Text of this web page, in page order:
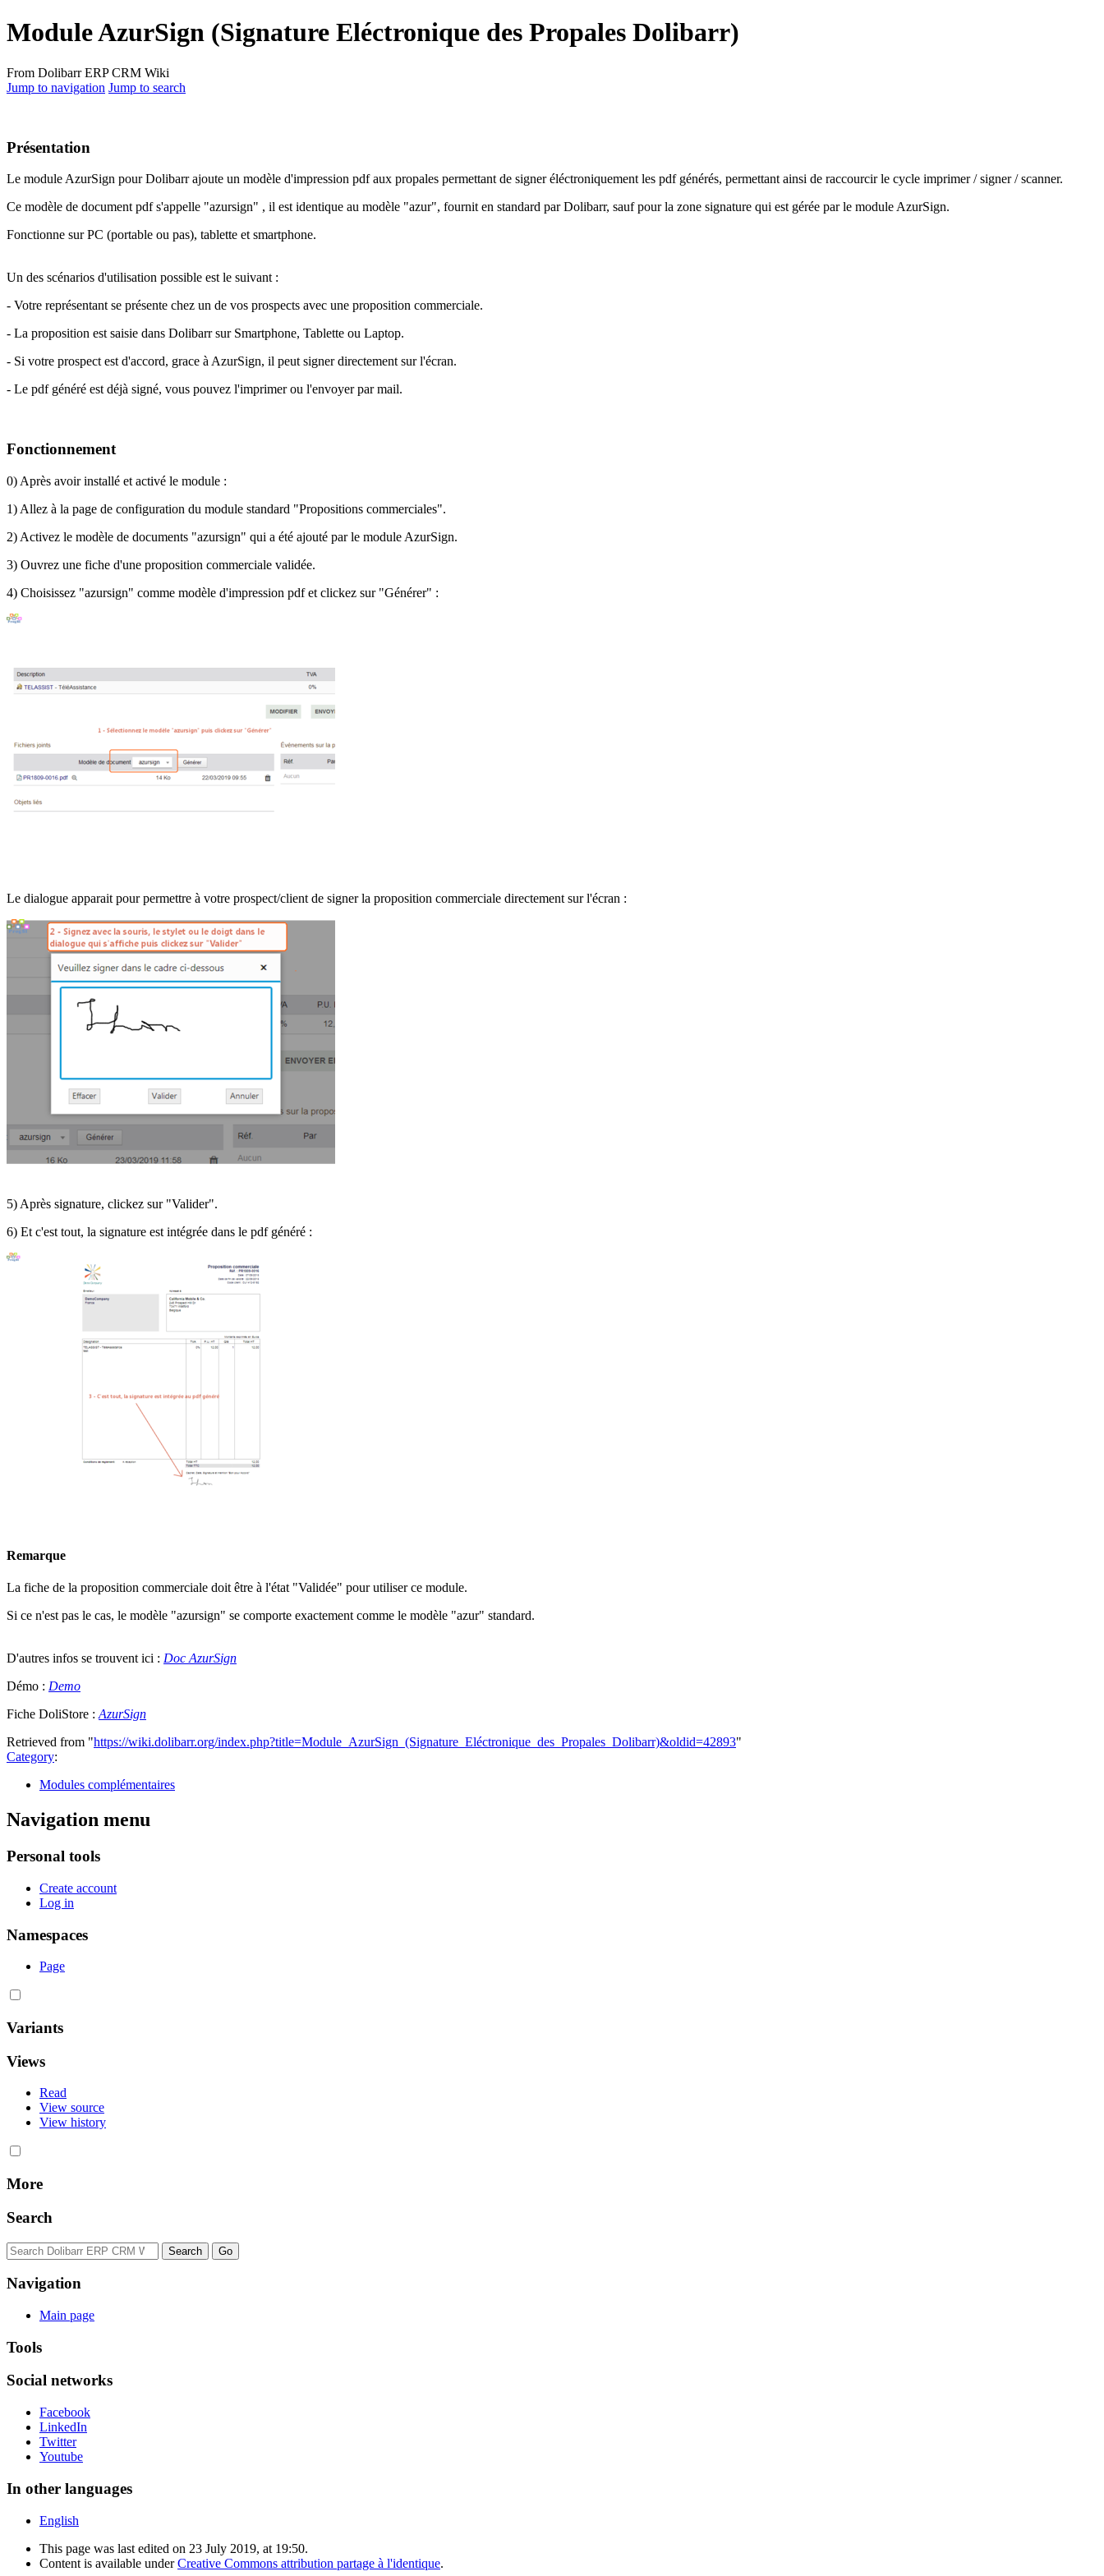
Module AzurSign (Signature Eléctronique des Propales Dolibarr)
From Dolibarr ERP CRM Wiki
Jump to navigation Jump to search
Présentation
Le module AzurSign pour Dolibarr ajoute un modèle d'impression pdf aux propales permettant de signer éléctroniquement les pdf générés, permettant ainsi de raccourcir le cycle imprimer / signer / scanner.
Ce modèle de document pdf s'appelle "azursign" , il est identique au modèle "azur", fournit en standard par Dolibarr, sauf pour la zone signature qui est gérée par le module AzurSign.
Fonctionne sur PC (portable ou pas), tablette et smartphone.
Un des scénarios d'utilisation possible est le suivant :
- Votre représentant se présente chez un de vos prospects avec une proposition commerciale.
- La proposition est saisie dans Dolibarr sur Smartphone, Tablette ou Laptop.
- Si votre prospect est d'accord, grace à AzurSign, il peut signer directement sur l'écran.
- Le pdf généré est déjà signé, vous pouvez l'imprimer ou l'envoyer par mail.
Fonctionnement
0) Après avoir installé et activé le module :
1) Allez à la page de configuration du module standard "Propositions commerciales".
2) Activez le modèle de documents "azursign" qui a été ajouté par le module AzurSign.
3) Ouvrez une fiche d'une proposition commerciale validée.
4) Choisissez "azursign" comme modèle d'impression pdf et clickez sur "Générer" :
Le dialogue apparait pour permettre à votre prospect/client de signer la proposition commerciale directement sur l'écran :
5) Après signature, clickez sur "Valider".
6) Et c'est tout, la signature est intégrée dans le pdf généré :
Remarque
La fiche de la proposition commerciale doit être à l'état "Validée" pour utiliser ce module.
Si ce n'est pas le cas, le modèle "azursign" se comporte exactement comme le modèle "azur" standard.
D'autres infos se trouvent ici : Doc AzurSign
Démo : Demo
Fiche DoliStore : AzurSign
Retrieved from "https://wiki.dolibarr.org/index.php?title=Module_AzurSign_(Signature_Eléctronique_des_Propales_Dolibarr)&oldid=42893"
Category:
Modules complémentaires
Navigation menu
Personal tools
Create account
Log in
Namespaces
Page
Variants
Views
Read
View source
View history
More
Search
Navigation
Main page
Tools
Social networks
Facebook
LinkedIn
Twitter
Youtube
In other languages
English
This page was last edited on 23 July 2019, at 19:50.
Content is available underCreative Commons attribution partage à l'identique.